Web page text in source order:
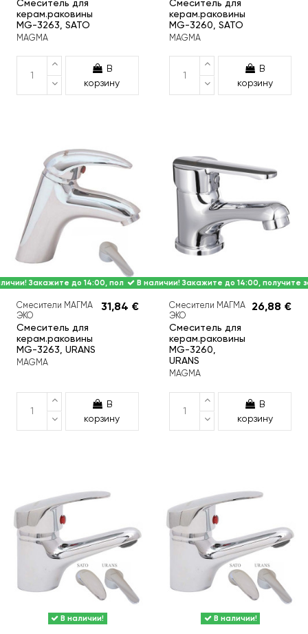
Смеситель для
керам.раковины
MG-3263, SATO
MAGMA
В
корзину
Смеситель для
керам.раковины
MG-3260, SATO
MAGMA
В
корзину
Закажите до 14:00, получите завтра.
Смесители МАГМА
ЭКО
Смеситель для
керам.раковины
MG-3263, URANS
MAGMA
31,84 €
В
корзину
В наличии! Закажите до 14:00, получите
Смесители МАГМА
ЭКО
Смеситель для
керам.раковины
MG-3260,
URANS
MAGMA
26,88 €
В
корзину
В наличии! В наличии!